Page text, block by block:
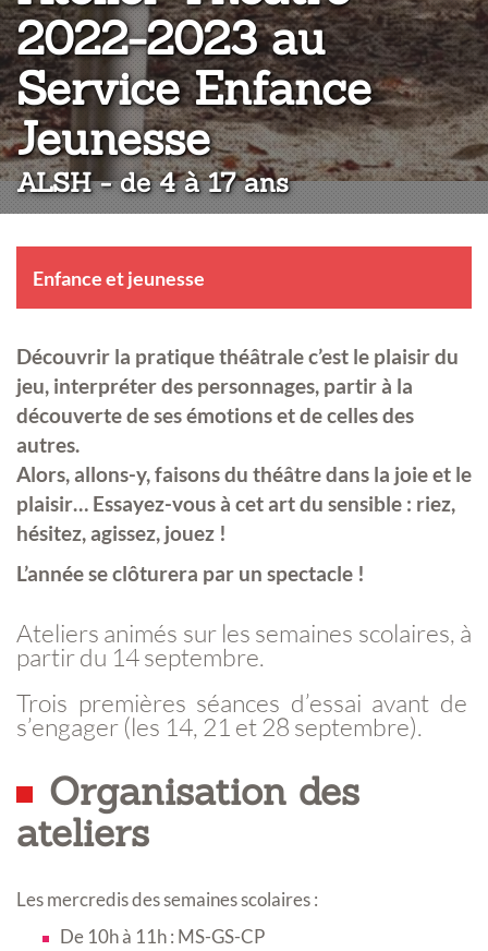
2022-2023 au
Service Enfance
Jeunesse:
ALSH - de 4 à 17 ans
Enfance et jeunesse
Découvrir la pratique théâtrale c’est le plaisir du
jeu, interpréter des personnages, partir à la
découverte de ses émotions et de celles des
autres.
Alors, allons-y, faisons du théâtre dans la joie et le
plaisir… Essayez-vous à cet art du sensible : riez,
hésitez, agissez, jouez !
L’année se clôturera par un spectacle !
Ateliers animés sur les semaines scolaires, à
partir du 14 septembre.
Trois premières séances d’essai avant de
s’engager (les 14, 21 et 28 septembre).
Organisation des
ateliers
Les mercredis des semaines scolaires :
De 10h à 11h : MS-GS-CP